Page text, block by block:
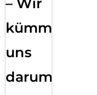
– Wir
kümmern
uns
darum!